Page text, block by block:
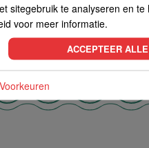
sitegebruik te analyseren en te
voor meer informatie.
ACCEPTEER ALLE